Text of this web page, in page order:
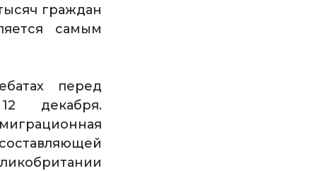
граждан
самым
перед
декабря.